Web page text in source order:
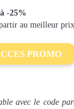
-25%
au meilleur
PROMO
avec le code